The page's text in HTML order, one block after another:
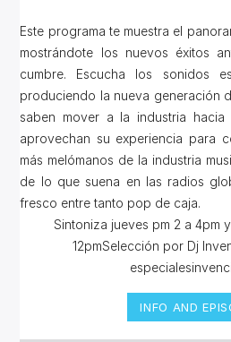
Este programa te muestra el
mostrándote los nuevos éxitos
cumbre. Escucha los sonidos
produciendo la nueva generación
saben mover a la industria hacia
aprovechan su experiencia para
más melómanos de la industria
de lo que suena en las radios
fresco entre tanto pop de caja.
Sintoniza jueves pm 2 a 4pm
12pmSelección por Dj
INFO AND